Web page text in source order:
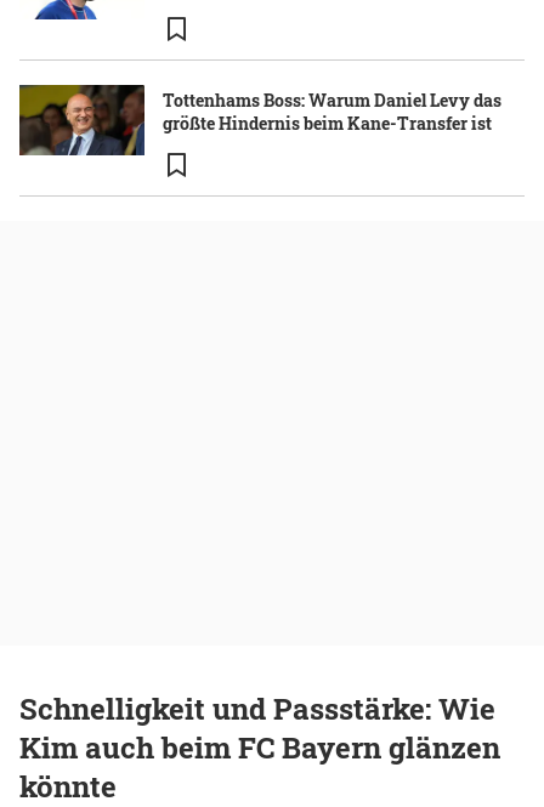
Tottenhams Boss: Warum Daniel Levy das
größte Hindernis beim Kane-Transfer ist
Schnelligkeit und Passstärke: Wie
Kim auch beim FC Bayern glänzen
könnte